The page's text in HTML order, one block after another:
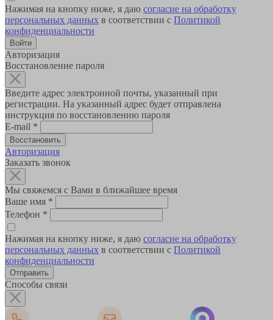
Нажимая на кнопку ниже, я даю согласие на обработку
персональных данных в соответствии с Политикой
конфиденциальности
Авторизация
Восстановление пароля
Введите адрес электронной почты, указанный при
регистрации. На указанный адрес будет отправлена
инструкция по восстановлению пароля
E-mail *
Авторизация
Заказать звонок
Мы свяжемся с Вами в ближайшее время
Ваше имя *
Телефон *
Нажимая на кнопку ниже, я даю согласие на обработку
персональных данных в соответствии с Политикой
конфиденциальности
Способы связи